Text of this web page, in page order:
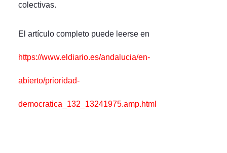
colectivas.
El artículo completo puede leerse en
https://www.eldiario.es/andalucia/en-
abierto/prioridad-
democratica_132_13241975.amp.html